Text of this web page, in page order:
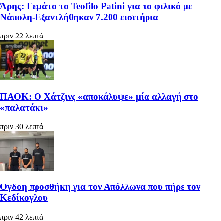
Άρης: Γεμάτο το Teofilo Patini για το φιλικό με
Νάπολη-Εξαντλήθηκαν 7.200 εισιτήρια
πριν 22 λεπτά
ΠΑΟΚ: Ο Χάτζινς «αποκάλυψε» μία αλλαγή στο
«παλατάκι»
πριν 30 λεπτά
Ογδοη προσθήκη για τον Απόλλωνα που πήρε τον
Κεδίκογλου
πριν 42 λεπτά